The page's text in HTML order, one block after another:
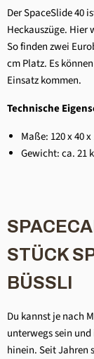
Der SpaceSlide 40
Heckauszüge. Hier
So finden zwei
cm Platz. Es
Einsatz kommen.
Technische
Maße: 120 x 40
Gewicht: ca. 21
STÜCK
BÜSSLI
Du kannst je nach
unterwegs sein
hinein. Seit Jahren